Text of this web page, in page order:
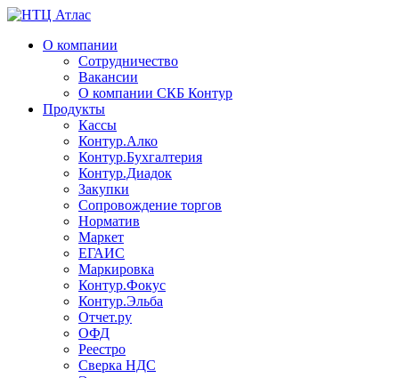
О компании
Сотрудничество
Вакансии
О компании СКБ Контур
Продукты
Кассы
Контур.Алко
Контур.Бухгалтерия
Контур.Диадок
Закупки
Сопровождение торгов
Норматив
Маркет
ЕГАИС
Маркировка
Контур.Фокус
Контур.Эльба
Отчет.ру
ОФД
Реестро
Сверка НДС